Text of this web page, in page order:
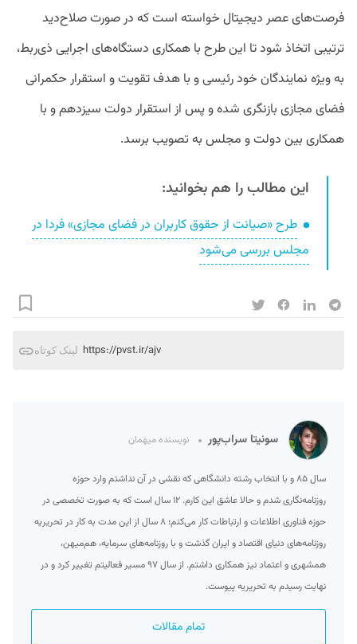
فرصت‌های عصر دیجیتال خواسته است که در صورت صلاح‌دید
ترتیبی اتخاذ شود تا این طرح با همکاری دستگاه‌های اجرایی ذی‌ربط،
به ویژه نمایندگان خود رئیسی و با هدف تقویت و استقرار حکمرانی
فضای مجازی بازنگری شده و پس از استقرار دولت سیزدهم و با
همکاری بین دولت و مجلس به تصویب برسد.
این مطالب را هم بخوانید:
طرح «صیانت از حقوق کاربران در فضای مجازی» فردا در
مجلس بررسی می‌شود
لینک کوتاه https://pvst.ir/ajv
سونیتا سراب‌پور نویسنده میهمان
سال ۸۵ و با انتخاب رشته‌ دانشگاهی که نقشی در آن نداشتم وارد حوزه
روزنامه‌نگاری شدم و حالا عاشق این کارم. ۱۲ سال است که به صورت تخصصی در
حوزه فناوری اطلاعات و ارتباطات کار می‌کنم؛ ۸ سال از این مدت به کار در تحریریه
روزنامه‌های دنیای اقتصاد و ایران گذشت و با روزنامه‌های سرمایه، هم‌میهن،
همشهری و اعتماد نیز همکاری داشتم. از سال ۹۷ مسیر فعالیتم تغییر کرد و در
نهایت رسیدم به تحریریه پیوست.
تمام مقالات